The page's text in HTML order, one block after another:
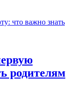
родителям